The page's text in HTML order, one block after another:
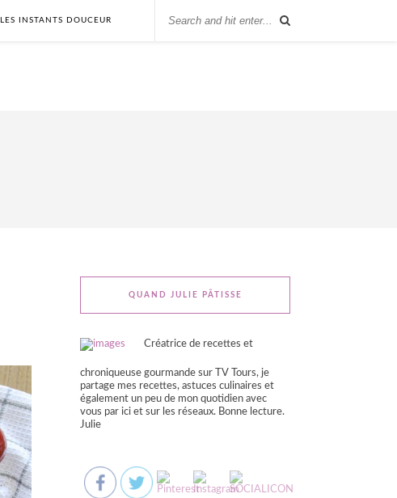
LES INSTANTS DOUCEUR
QUAND JULIE PÂTISSE
Créatrice de recettes et
chroniqueuse gourmande sur TV Tours, je
partage mes recettes, astuces culinaires et
également un peu de mon quotidien avec
vous par ici et sur les réseaux. Bonne lecture.
Julie